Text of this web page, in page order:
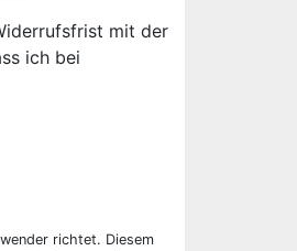
mit der
ich bei
richtet. Diesem